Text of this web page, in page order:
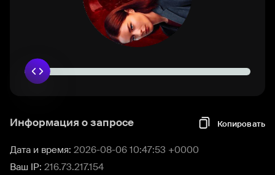
Информация о запросе Копировать
Дата и время: 2026-08-06 10:47:53 +0000
Ваш IP: 216.73.217.154